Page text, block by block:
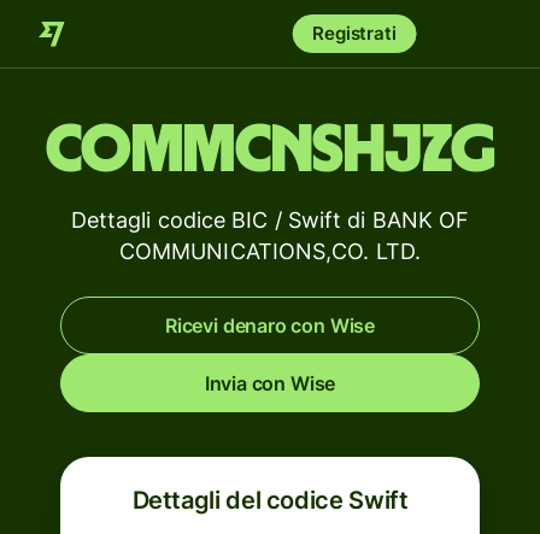
Registrati
COMMCNSHJZG
Dettagli codice BIC / Swift di BANK OF
COMMUNICATIONS,CO. LTD.
Ricevi denaro con Wise
Invia con Wise
Dettagli del codice Swift